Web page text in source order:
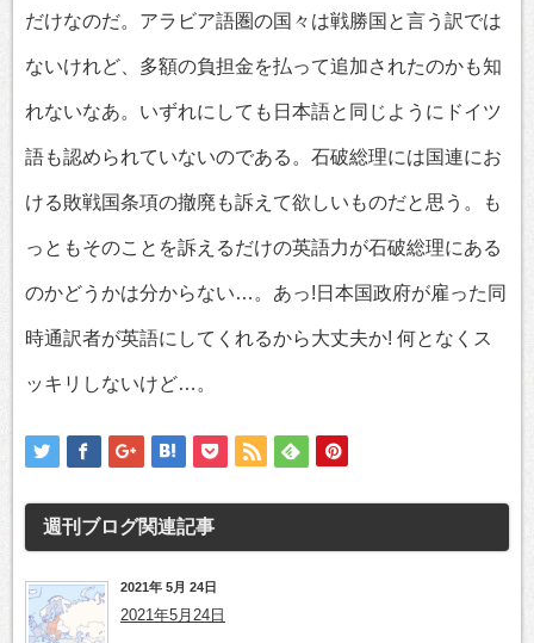
だけなのだ。アラビア語圏の国々は戦勝国と言う訳では
ないけれど、多額の負担金を払って追加されたのかも知
れないなあ。いずれにしても日本語と同じようにドイツ
語も認められていないのである。石破総理には国連にお
ける敗戦国条項の撤廃も訴えて欲しいものだと思う。も
っともそのことを訴えるだけの英語力が石破総理にある
のかどうかは分からない…。あっ!日本国政府が雇った同
時通訳者が英語にしてくれるから大丈夫か! 何となくス
ッキリしないけど…。
週刊ブログ関連記事
2021年 5月 24日
2021年5月24日